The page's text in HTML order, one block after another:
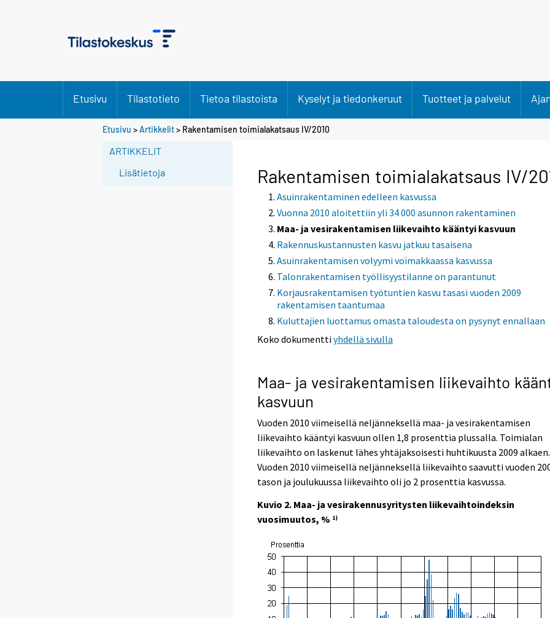
Etusivu Tilastotieto Tietoa tilastoista Kyselyt ja tiedonkeruut Tuotteet ja palvelut
Etusivu >Artikkelit> Rakentamisen toimialakatsaus IV/2010
ARTIKKELIT
Lisätietoja
Rakentamisen toimialakatsaus IV/
Asuinrakentaminen edelleen kasvussa
Vuonna 2010 aloitettiin yli 34 000 asunnon rakentaminen
Maa- ja vesirakentamisen liikevaihto kääntyi kasvuun
Rakennuskustannusten kasvu jatkuu tasaisena
Asuinrakentamisen volyymi voimakkaassa kasvussa
Talonrakentamisen työllisyystilanne on parantunut
Korjausrakentamisen työtuntien kasvu tasasi vuoden 2009
rakentamisen taantumaa
Kuluttajien luottamus omasta taloudesta on pysynyt ennallaan
Koko dokumenttiyhdellä sivulla
Maa- ja vesirakentamisen liikevaihto
kasvuun
Vuoden 2010 viimeisellä neljänneksellä maa- ja vesirakentamisen
liikevaihto kääntyi kasvuun ollen 1,8 prosenttia plussalla. Toimialan
liikevaihto on laskenut lähes yhtäjaksoisesti huhtikuusta 2009 alkaen.
Vuoden 2010 viimeisellä neljänneksellä liikevaihto saavutti vuoden
tason ja joulukuussa liikevaihto oli jo 2 prosenttia kasvussa.
Kuvio 2. Maa- ja vesirakennusyritysten liikevaihtoindeksin
vuosimuutos, % 1)